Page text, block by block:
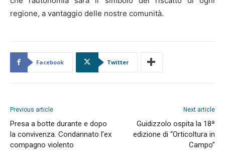
regione, a vantaggio delle nostre comunità.
Facebook Twitter
Previous article
Presa a botte durante e dopo
la convivenza. Condannato l’ex
compagno violento
Next article
Guidizzolo ospita la 18ª
edizione di “Orticoltura in
Campo”